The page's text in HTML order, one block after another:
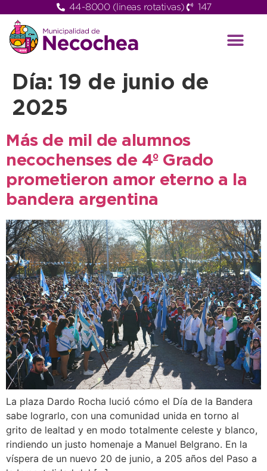
44-8000 (lineas rotativas) 147
Día: 19 de junio de
2025
Más de mil de alumnos
necochenses de 4º Grado
prometieron amor eterno a la
bandera argentina
La plaza Dardo Rocha lució cómo el Día de la Bandera
sabe lograrlo, con una comunidad unida en torno al
grito de lealtad y en modo totalmente celeste y blanco,
rindiendo un justo homenaje a Manuel Belgrano. En la
víspera de un nuevo 20 de junio, a 205 años del Paso a